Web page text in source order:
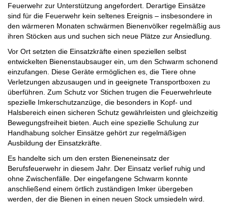
Feuerwehr zur Unterstützung angefordert. Derartige Einsätze
sind für die Feuerwehr kein seltenes Ereignis – insbesondere in
den wärmeren Monaten schwärmen Bienenvölker regelmäßig aus
ihren Stöcken aus und suchen sich neue Plätze zur Ansiedlung.
Vor Ort setzten die Einsatzkräfte einen speziellen selbst
entwickelten Bienenstaubsauger ein, um den Schwarm schonend
einzufangen. Diese Geräte ermöglichen es, die Tiere ohne
Verletzungen abzusaugen und in geeignete Transportboxen zu
überführen. Zum Schutz vor Stichen trugen die Feuerwehrleute
spezielle Imkerschutzanzüge, die besonders in Kopf- und
Halsbereich einen sicheren Schutz gewährleisten und gleichzeitig
Bewegungsfreiheit bieten. Auch eine spezielle Schulung zur
Handhabung solcher Einsätze gehört zur regelmäßigen
Ausbildung der Einsatzkräfte.
Es handelte sich um den ersten Bieneneinsatz der
Berufsfeuerwehr in diesem Jahr. Der Einsatz verlief ruhig und
ohne Zwischenfälle. Der eingefangene Schwarm konnte
anschließend einem örtlich zuständigen Imker übergeben
werden, der die Bienen in einen neuen Stock umsiedeln wird.